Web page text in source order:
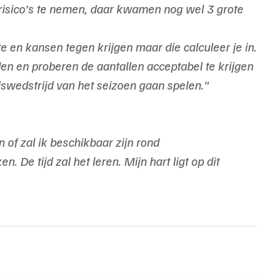
te nemen, daar kwamen nog wel 3 grote
en kansen tegen krijgen maar die calculeer je in.
en proberen de aantallen acceptabel te krijgen
van het seizoen gaan spelen."
of zal ik beschikbaar zijn rond
De tijd zal het leren. Mijn hart ligt op dit